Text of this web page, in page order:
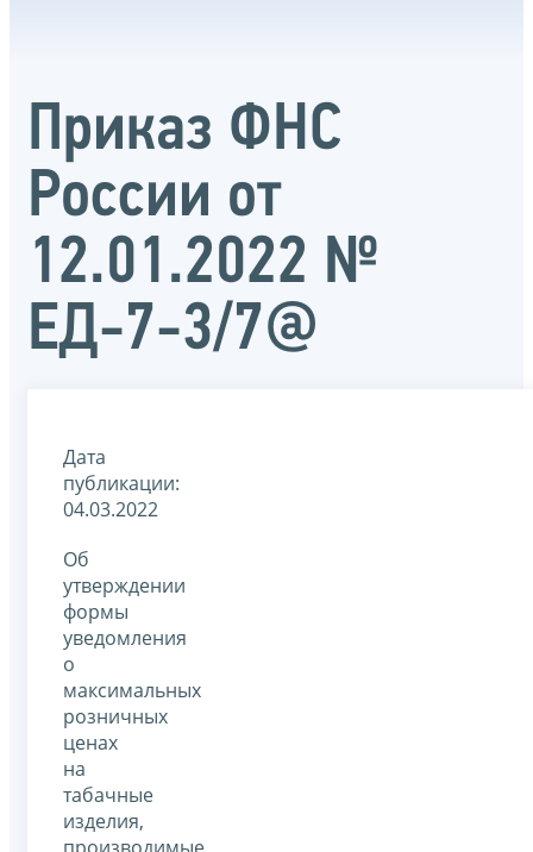
Приказ ФНС
России от
12.01.2022 №
ЕД-7-3/7@
Дата
публикации:
04.03.2022
Об
утверждении
формы
уведомления
о
максимальных
розничных
ценах
на
табачные
изделия,
производимые